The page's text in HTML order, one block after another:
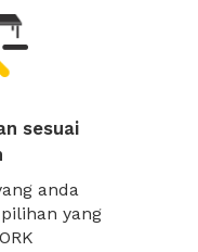
sesuai
anda
yang